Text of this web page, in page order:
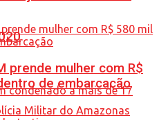
prende mulher com R$
de embarcação